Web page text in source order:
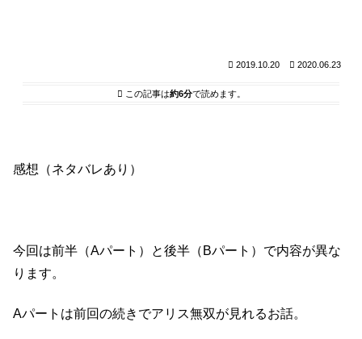
2019.10.20 2020.06.23
この記事は約6分で読めます。
感想（ネタバレあり）
今回は前半（Aパート）と後半（Bパート）で内容が異な
ります。
Aパートは前回の続きでアリス無双が見れるお話。